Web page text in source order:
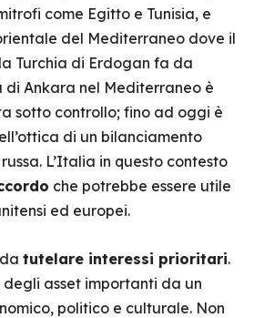
come Egitto e Tunisia, e
del Mediterraneo dove il
Turchia di Erdogan fa da
di Ankara nel Mediterraneo è
sotto controllo; fino ad oggi è
di un bilanciamento
L’Italia in questo contesto
che potrebbe essere utile
ed europei.
tutelare interessi prioritari.
degli asset importanti da un
politico e culturale. Non